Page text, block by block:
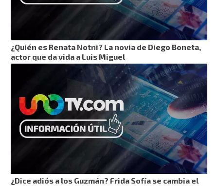
¿Quién es Renata Notni? La novia de Diego Boneta,
actor que da vida a Luis Miguel
¿Dice adiós a los Guzmán? Frida Sofía se cambia el